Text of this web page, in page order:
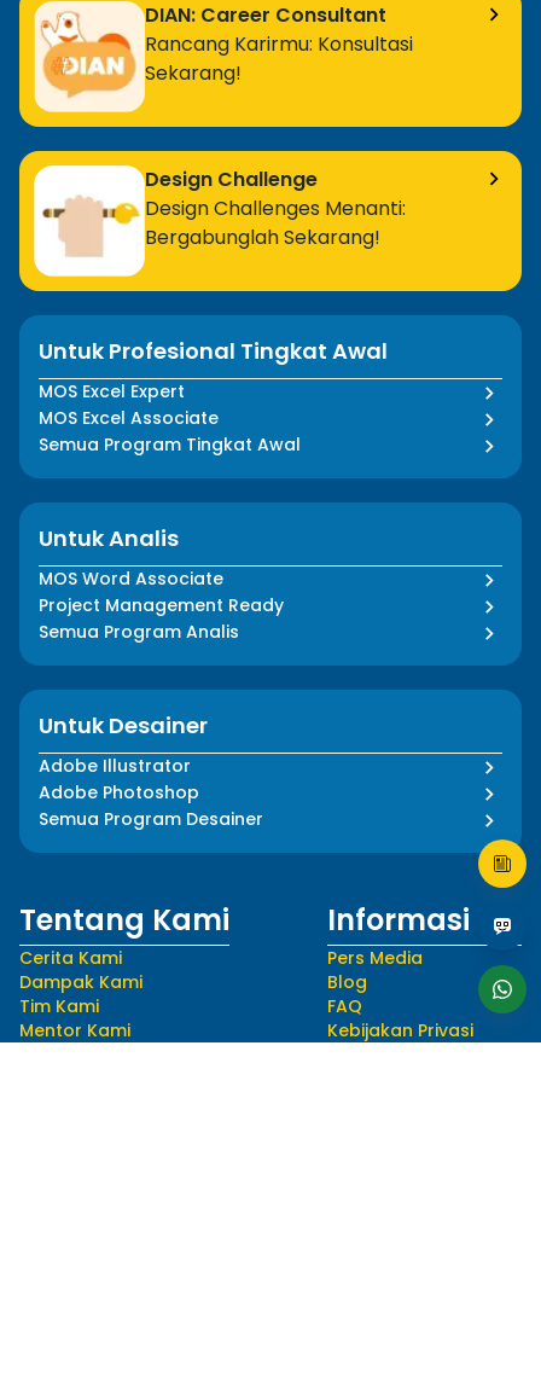
DIAN: Career Consultant
Rancang Karirmu: Konsultasi
Sekarang!
Design Challenge
Design Challenges Menanti:
Bergabunglah Sekarang!
Untuk Profesional Tingkat Awal
MOS Excel Expert
MOS Excel Associate
Semua Program Tingkat Awal
Untuk Analis
MOS Word Associate
Project Management Ready
Semua Program Analis
Untuk Desainer
Adobe Illustrator
Adobe Photoshop
Semua Program Desainer
Tentang Kami
Cerita Kami
Dampak Kami
Tim Kami
Mentor Kami
Informasi
Pers Media
Blog
FAQ
Kebijakan Privasi